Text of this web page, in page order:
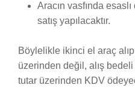
Aracın vasfında
satış yapılacaktır.
Böylelikle ikinci el araç
üzerinden değil, alış
tutar üzerinden KDV